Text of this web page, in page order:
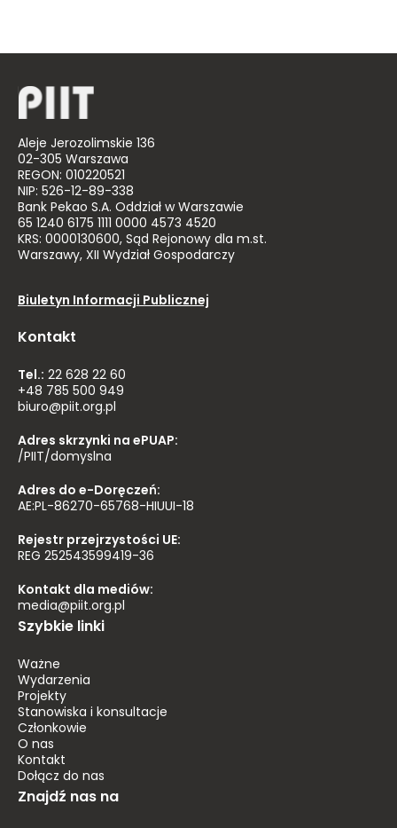
Aleje Jerozolimskie 136
02-305 Warszawa
REGON: 010220521
NIP: 526-12-89-338
Bank Pekao S.A. Oddział w Warszawie
65 1240 6175 1111 0000 4573 4520
KRS: 0000130600, Sąd Rejonowy dla m.st.
Warszawy, XII Wydział Gospodarczy
Biuletyn Informacji Publicznej
Kontakt
Tel.: 22 628 22 60
+48 785 500 949
biuro@piit.org.pl
Adres skrzynki na ePUAP:
/PIIT/domyslna
Adres do e-Doręczeń:
AE:PL-86270-65768-HIUUI-18
Rejestr przejrzystości UE:
REG 252543599419-36
Kontakt dla mediów:
media@piit.org.pl
Szybkie linki
Ważne
Wydarzenia
Projekty
Stanowiska i konsultacje
Członkowie
O nas
Kontakt
Dołącz do nas
Znajdź nas na